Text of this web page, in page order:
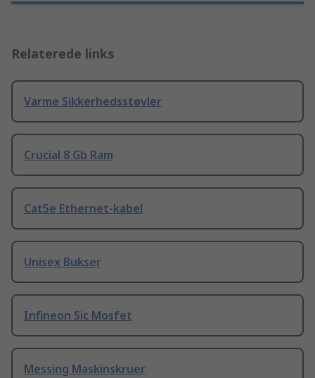
Relaterede links
Varme Sikkerhedsstøvler
Crucial 8 Gb Ram
Cat5e Ethernet-kabel
Unisex Bukser
Infineon Sic Mosfet
Messing Maskinskruer